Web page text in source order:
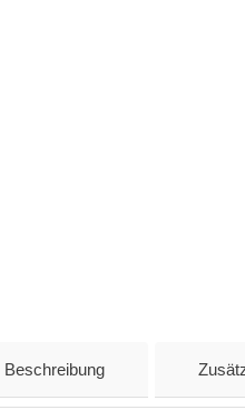
Beschreibung